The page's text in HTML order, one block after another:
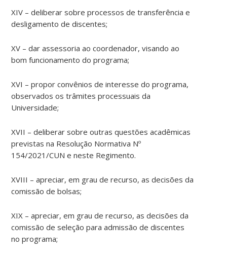
XIV – deliberar sobre processos de transferência e
desligamento de discentes;
XV – dar assessoria ao coordenador, visando ao
bom funcionamento do programa;
XVI – propor convênios de interesse do programa,
observados os trâmites processuais da
Universidade;
XVII – deliberar sobre outras questões acadêmicas
previstas na Resolução Normativa Nº
154/2021/CUN e neste Regimento.
XVIII – apreciar, em grau de recurso, as decisões da
comissão de bolsas;
XIX – apreciar, em grau de recurso, as decisões da
comissão de seleção para admissão de discentes
no programa;